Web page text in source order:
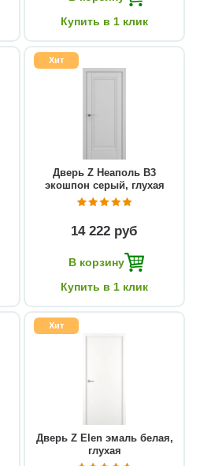
Купить в 1 клик
Хит
Дверь Z Неаполь В3
экошпон серый, глухая
14 222 руб
В корзину
Купить в 1 клик
Хит
Дверь Z Elen эмаль белая,
глухая